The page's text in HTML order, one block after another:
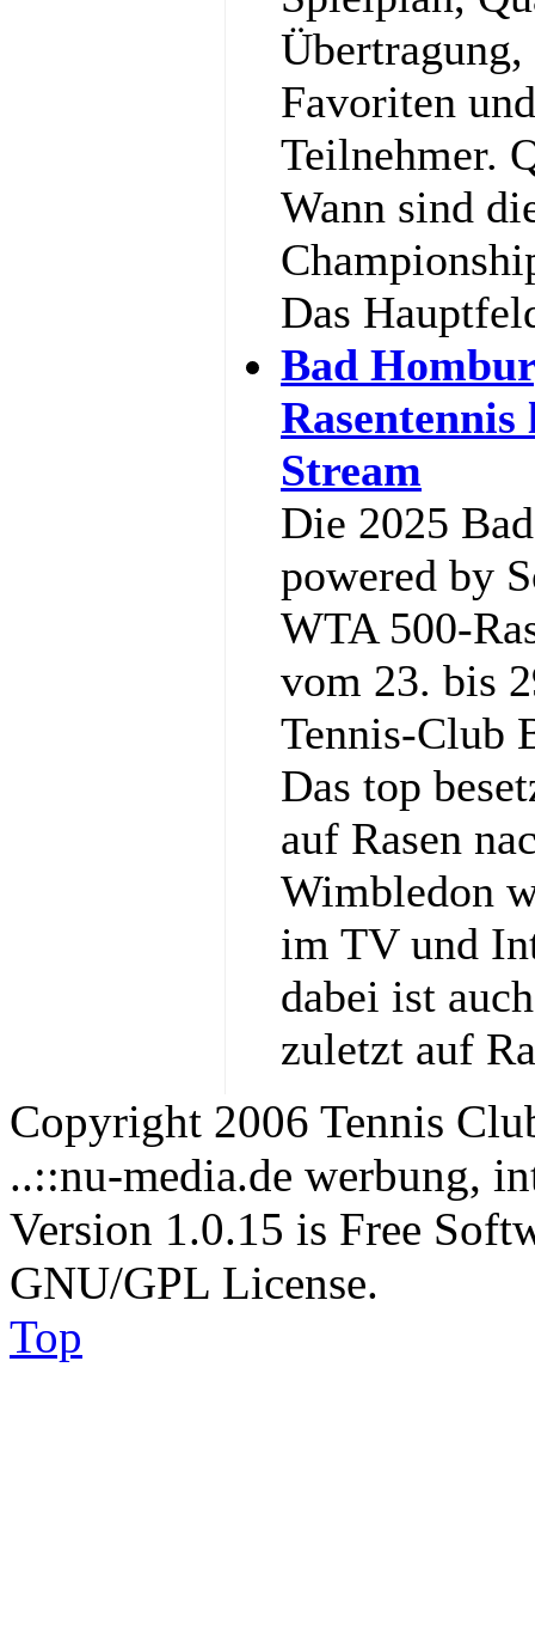
Favoriten
Teilnehmer.
Wann sind
Das
Bad
Stream
Die 2025
powered by
WTA 500-
vom 23. bis
Tennis‑Club
Das top
auf Rasen
Wimbledon
im TV und
dabei ist
zuletzt auf
Copyright 2006 Tennis
..::nu-media.de werbung,
Version 1.0.15 is Free
GNU/GPL License.
Top